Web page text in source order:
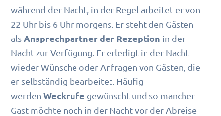
während der Nacht, in der Regel arbeitet er von
22 Uhr bis 6 Uhr morgens. Er steht den Gästen
als Ansprechpartner der Rezeption in der
Nacht zur Verfügung. Er erledigt in der Nacht
wieder Wünsche oder Anfragen von Gästen, die
er selbständig bearbeitet. Häufig
werdenWeckrufe gewünscht und so mancher
Gast möchte noch in der Nacht vor der Abreise